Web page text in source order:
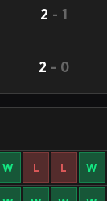
2 - 1
2 - 0
W L L W